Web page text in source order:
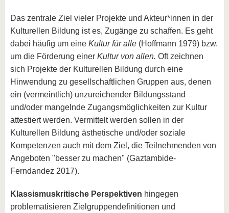
Das zentrale Ziel vieler Projekte und Akteur*innen in der
Kulturellen Bildung ist es, Zugänge zu schaffen. Es geht
dabei häufig um eine Kultur für alle (Hoffmann 1979) bzw.
um die Förderung einer Kultur von allen. Oft zeichnen
sich Projekte der Kulturellen Bildung durch eine
Hinwendung zu gesellschaftlichen Gruppen aus, denen
ein (vermeintlich) unzureichender Bildungsstand
und/oder mangelnde Zugangsmöglichkeiten zur Kultur
attestiert werden. Vermittelt werden sollen in der
Kulturellen Bildung ästhetische und/oder soziale
Kompetenzen auch mit dem Ziel, die Teilnehmenden von
Angeboten "besser zu machen" (Gaztambide-
Ferndandez 2017).
Klassismuskritische Perspektiven hingegen
problematisieren Zielgruppendefinitionen und